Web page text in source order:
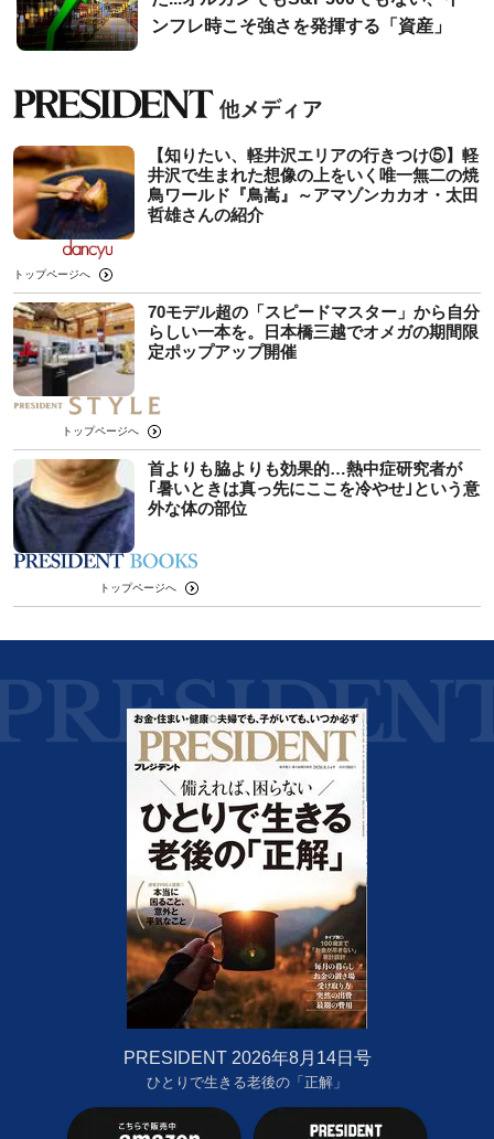
ンフレ時こそ強さを発揮する「資産」
【知りたい、軽井沢エリアの行きつけ⑤】軽
井沢で生まれた想像の上をいく唯一無二の焼
鳥ワールド『鳥嵩』～アマゾンカカオ・太田
哲雄さんの紹介
トップページへ
70モデル超の「スピードマスター」から自分
らしい一本を。日本橋三越でオメガの期間限
定ポップアップ開催
トップページへ
首よりも脇よりも効果的…熱中症研究者が
｢暑いときは真っ先にここを冷やせ｣という意
外な体の部位
トップページへ
PRESIDENT 2026年8月14日号
ひとりで生きる老後の「正解」